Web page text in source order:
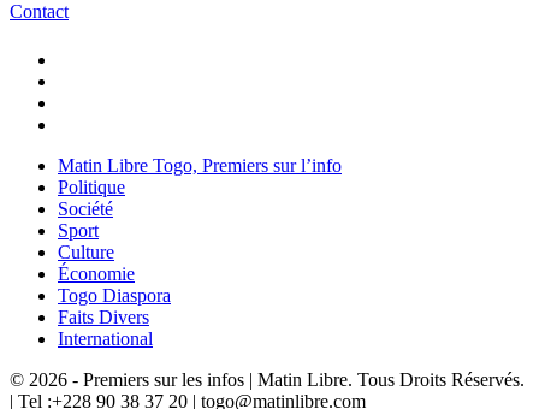
Contact
Matin Libre Togo, Premiers sur l’info
Politique
Société
Sport
Culture
Économie
Togo Diaspora
Faits Divers
International
© 2026 - Premiers sur les infos | Matin Libre. Tous Droits Réservés.
| Tel :+228 90 38 37 20 | togo@matinlibre.com